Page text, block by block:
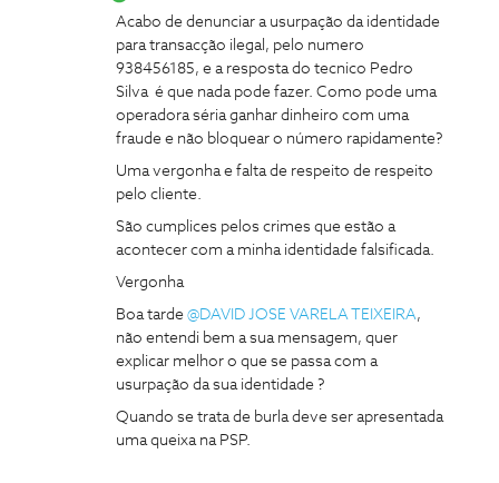
Acabo de denunciar a usurpação da identidade
para transacção ilegal, pelo numero
938456185, e a resposta do tecnico Pedro
Silva é que nada pode fazer. Como pode uma
operadora séria ganhar dinheiro com uma
fraude e não bloquear o número rapidamente?
Uma vergonha e falta de respeito de respeito
pelo cliente.
São cumplices pelos crimes que estão a
acontecer com a minha identidade falsificada.
Vergonha
Boa tarde ​ @DAVID JOSE VARELA TEIXEIRA,
não entendi bem a sua mensagem, quer
explicar melhor o que se passa com a
usurpação da sua identidade ?
Quando se trata de burla deve ser apresentada
uma queixa na PSP.